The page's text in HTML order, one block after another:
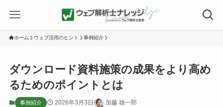
ホーム ウェブ活用のヒント 事例紹介
ダウンロード資料施策の成果をより高め
るためのポイントとは
事例紹介 2026年3月3日 加藤 雄一郎